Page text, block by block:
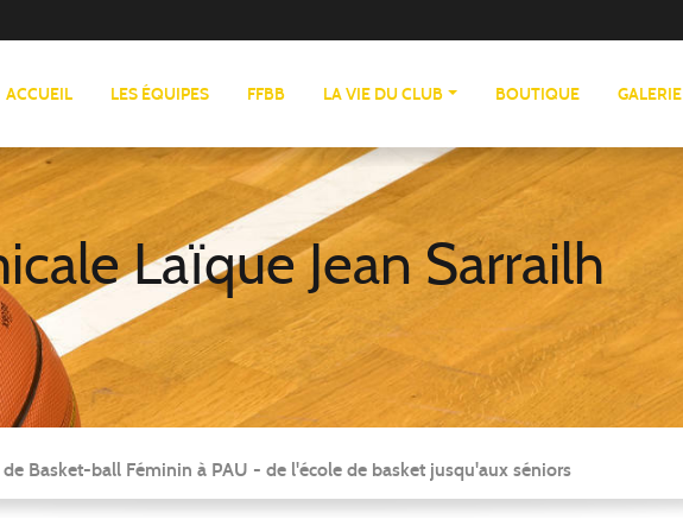
ACCUEIL LES ÉQUIPES FFBB LA VIE DU CLUB BOUTIQUE GALERIE
Laïque Jean Sarrailh
Basket-ball Féminin à PAU - de l'école de basket jusqu'aux séniors